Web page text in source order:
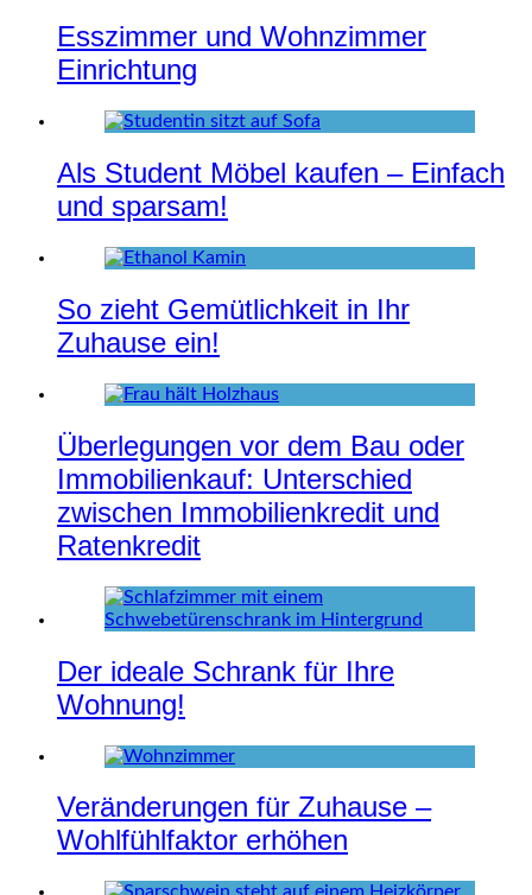
Esszimmer und Wohnzimmer
Einrichtung
Als Student Möbel kaufen – Einfach
und sparsam!
So zieht Gemütlichkeit in Ihr
Zuhause ein!
Überlegungen vor dem Bau oder
Immobilienkauf: Unterschied
zwischen Immobilienkredit und
Ratenkredit
Der ideale Schrank für Ihre
Wohnung!
Veränderungen für Zuhause –
Wohlfühlfaktor erhöhen